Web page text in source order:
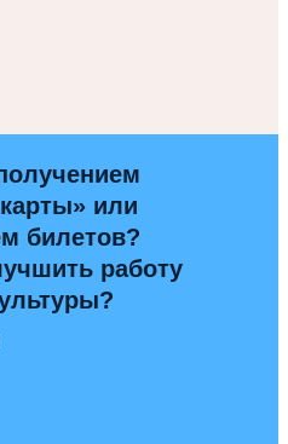
или
билетов?
работу